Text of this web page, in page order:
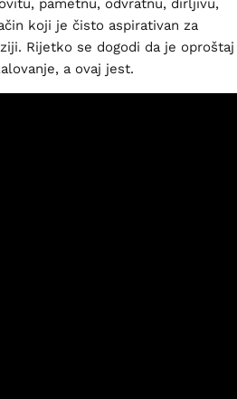
pametnu, odvratnu, dirljivu,
koji je čisto aspirativan za
Rijetko se dogodi da je oproštaj
a ovaj jest.